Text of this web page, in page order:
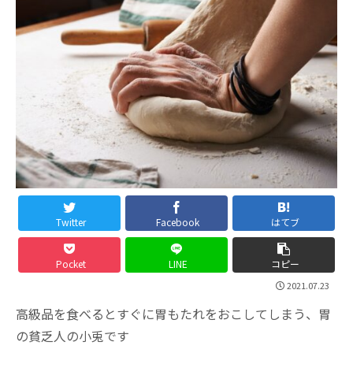
Twitter Facebook はてブ
Pocket LINE コピー
2021.07.23
高級品を食べるとすぐに胃もたれをおこしてしまう、胃
の貧乏人の小兎です